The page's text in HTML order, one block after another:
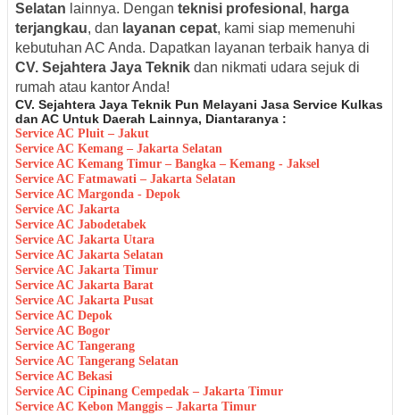
Selatan lainnya. Dengan teknisi profesional , harga
terjangkau, dan layanan cepat, kami siap memenuhi
kebutuhan AC Anda. Dapatkan layanan terbaik hanya di
CV. Sejahtera Jaya Teknik dan nikmati udara sejuk di
rumah atau kantor Anda!
CV. Sejahtera Jaya Teknik Pun Melayani Jasa Service Kulkas
dan AC Untuk Daerah Lainnya, Diantaranya :
Service AC Pluit – Jakut
Service AC Kemang – Jakarta Selatan
Service AC Kemang Timur – Bangka – Kemang - Jaksel
Service AC Fatmawati – Jakarta Selatan
Service AC Margonda - Depok
Service AC Jakarta
Service AC Jabodetabek
Service AC Jakarta Utara
Service AC Jakarta Selatan
Service AC Jakarta Timur
Service AC Jakarta Barat
Service AC Jakarta Pusat
Service AC Depok
Service AC Bogor
Service AC Tangerang
Service AC Tangerang Selatan
Service AC Bekasi
Service AC Cipinang Cempedak – Jakarta Timur
Service AC Kebon Manggis – Jakarta Timur